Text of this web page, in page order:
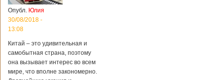
Опубл. Юлия
30/08/2018 -
13:08
Китай – это удивительная и
самобытная страна, поэтому
она вызывает интерес во всем
мире, что вполне закономерно.